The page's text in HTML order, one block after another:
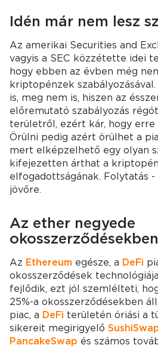
Idén már nem lesz
Az amerikai Securities and
vagyis a SEC közzétette idei
hogy ebben az évben még
kriptopénzek
is, meg nem is, hiszen az
előremutató szabályozás
területről, ezért kár, hogy erre
Örülni pedig azért örülhet a
mert elképzelhető egy olyan
kifejezetten árthat a
elfogadottságának. Folytatás
jövőre.
Az ether negyede
Az Ethereum egésze, a DeFi
okosszerződések
fejlődik, ezt jól szemlélteti,
25%-a okosszerződésekben
piac, a DeFi területén óriási a
sikereit megirigyelő
PancakeSwap és számos